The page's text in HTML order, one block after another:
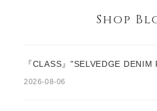
Shop
『CLASS』"SELVEDGE DENIM
2026-08-06